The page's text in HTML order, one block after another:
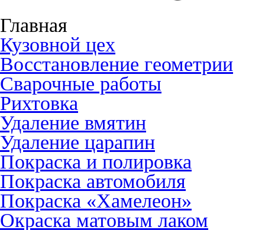
Главная
Кузовной цех
Восстановление геометрии
Сварочные работы
Рихтовка
Удаление вмятин
Удаление царапин
Покраска и полировка
Покраска автомобиля
Покраска «Хамелеон»
Окраска матовым лаком